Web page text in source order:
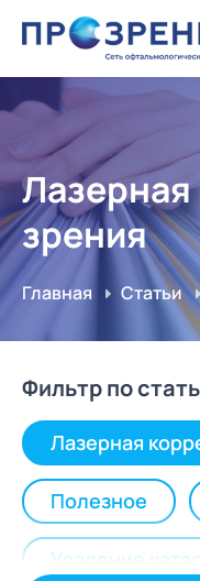
зрения
Главная Статьи
Фильтр по
Лазерная
Полезное
Удаление